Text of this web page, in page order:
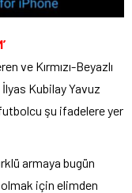
ve Kırmızı-Beyazlı
Kubilay Yavuz
futbolcu şu ifadelere yer
armaya bugün
için elimden